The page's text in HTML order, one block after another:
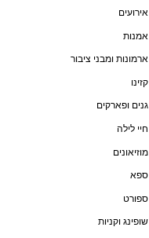
אירועים
אמנות
ארמונות ומבני ציבור
קזינו
גנים ופארקים
חיי לילה
מוזיאונים
ספא
ספורט
שופינג וקניות